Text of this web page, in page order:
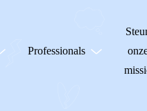
Professionals